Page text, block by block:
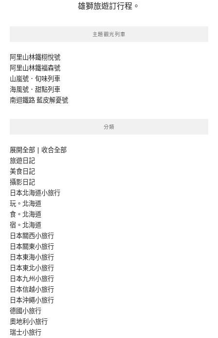
雄獅旅遊訂行程。
主題觀光列車
阿里山林鐵栩悅號
阿里山林鐵福森號
山嵐號．旬味列車
海風號．甜點列車
南迴鐵路 藍皮解憂號
分類
展開全部 | 收合全部
旅遊日記
美食日記
攝影日記
日本北海道小旅行
玩。北海道
食。北海道
宿。北海道
日本關西小旅行
日本關東小旅行
日本東海小旅行
日本東北小旅行
日本九州小旅行
日本信越小旅行
日本沖繩小旅行
德國小旅行
奧地利小旅行
瑞士小旅行